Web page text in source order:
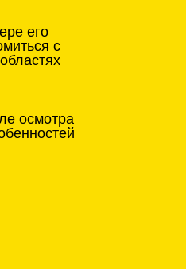
его
с
осмотра